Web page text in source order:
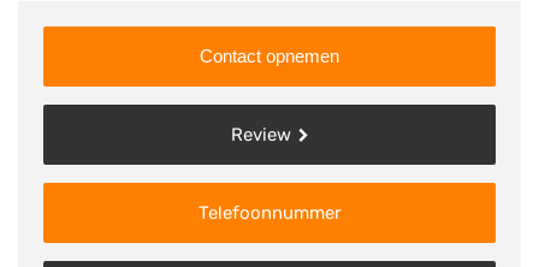
Contact opnemen
Review
Telefoonnummer